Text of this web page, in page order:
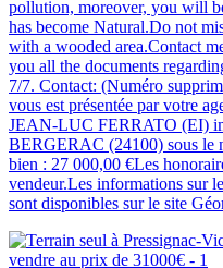
pollution, moreover, you will
has become Natural.Do not
with a wooded area.Contact
you all the documents
7/7. Contact: (Numéro
vous est présentée par votre
JEAN-LUC FERRATO (EI)
BERGERAC (24100) sous le
bien : 27 000,00 €Les
vendeur.Les informations sur
sont disponibles sur le site